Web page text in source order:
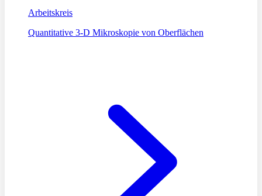
Arbeitskreis
Quantitative 3-D Mikroskopie von Oberflächen